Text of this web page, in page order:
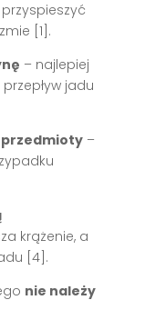
[1].
– najlepiej
jadu
przedmioty –
krążenie, a
[4].
nie należy